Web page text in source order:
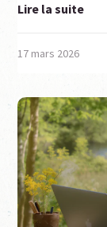
Lire la suite
17 mars 2026